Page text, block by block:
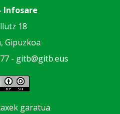
Infosare
18
Gipuzkoa
- gitb@gitb.eus
garatua